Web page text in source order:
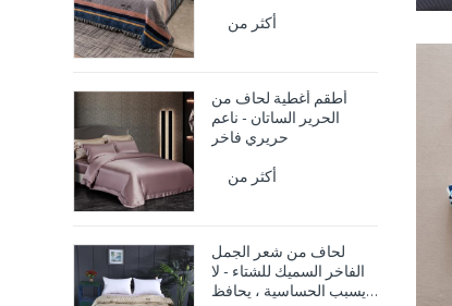
أكثر من
أطقم أغطية لحاف من
الحرير الساتان - ناعم
حريري فاخر
أكثر من
لحاف من شعر الجمل
الفاخر السميك للشتاء - لا
يسبب الحساسية ، يحافظ